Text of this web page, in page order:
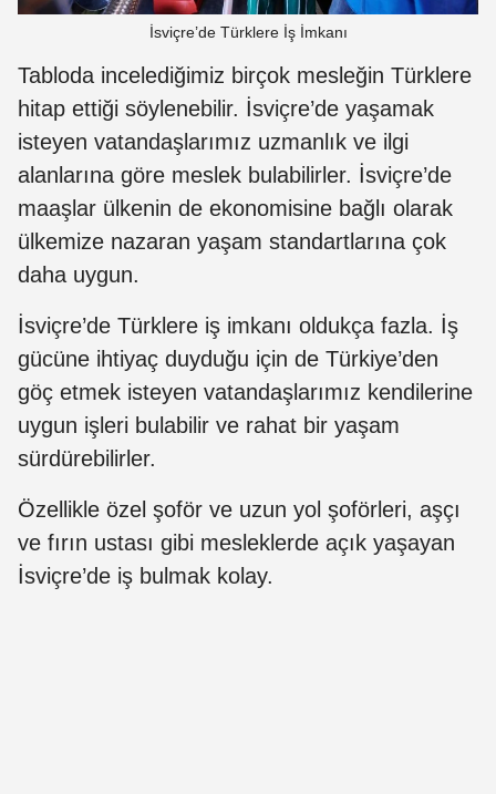
İsviçre’de Türklere İş İmkanı
Tabloda incelediğimiz birçok mesleğin Türklere
hitap ettiği söylenebilir. İsviçre’de yaşamak
isteyen vatandaşlarımız uzmanlık ve ilgi
alanlarına göre meslek bulabilirler. İsviçre’de
maaşlar ülkenin de ekonomisine bağlı olarak
ülkemize nazaran yaşam standartlarına çok
daha uygun.
İsviçre’de Türklere iş imkanı oldukça fazla. İş
gücüne ihtiyaç duyduğu için de Türkiye’den
göç etmek isteyen vatandaşlarımız kendilerine
uygun işleri bulabilir ve rahat bir yaşam
sürdürebilirler.
Özellikle özel şoför ve uzun yol şoförleri, aşçı
ve fırın ustası gibi mesleklerde açık yaşayan
İsviçre’de iş bulmak kolay.